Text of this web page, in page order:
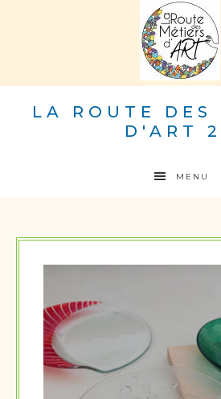
LA ROUTE DES
D'ART
MENU